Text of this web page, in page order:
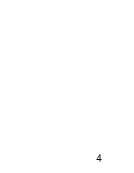
4